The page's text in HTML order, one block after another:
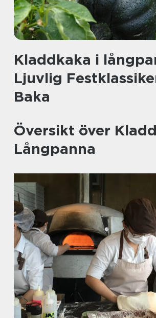
Kladdkaka i
Ljuvlig
Baka
Översikt över
Långpanna